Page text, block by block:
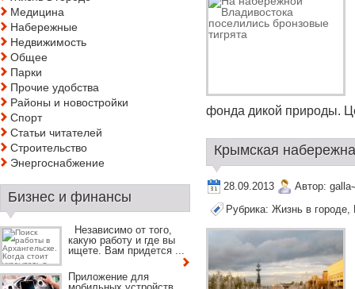
фонда дикой природы.
Крымская
28.09.2013 Автор:
Рубрика: Жизнь в городе,
Медицина
Набережные
Недвижимость
Общее
Парки
Прочие удобства
Районы и новостройки
Спорт
Статьи читателей
Строительство
Энергоснабжение
Бизнес и финансы
Независимо от того,
какую работу и где вы
ищете. Вам придется ...
Приложение для